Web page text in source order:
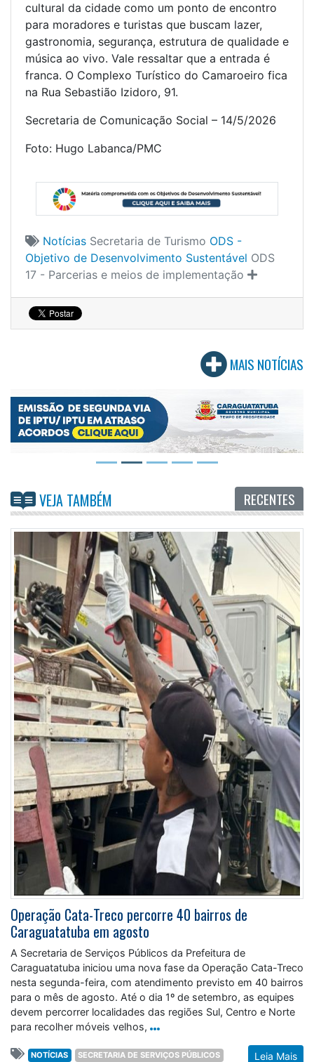
cultural da cidade como um ponto de encontro
para moradores e turistas que buscam lazer,
gastronomia, segurança, estrutura de qualidade e
música ao vivo. Vale ressaltar que a entrada é
franca. O Complexo Turístico do Camaroeiro fica
na Rua Sebastião Izidoro, 91.
Secretaria de Comunicação Social – 14/5/2026
Foto: Hugo Labanca/PMC
Notícias Secretaria de Turismo ODS -
Objetivo de Desenvolvimento Sustentável ODS
17 - Parcerias e meios de implementação
MAIS NOTÍCIAS
VEJA TAMBÉM RECENTES
Operação Cata-Treco percorre 40 bairros de
Caraguatatuba em agosto
A Secretaria de Serviços Públicos da Prefeitura de
Caraguatatuba iniciou uma nova fase da Operação Cata-Treco
nesta segunda-feira, com atendimento previsto em 40 bairros
para o mês de agosto. Até o dia 1º de setembro, as equipes
devem percorrer localidades das regiões Sul, Centro e Norte
para recolher móveis velhos,
Leia Mais
NOTÍCIAS SECRETARIA DE SERVIÇOS PÚBLICOS